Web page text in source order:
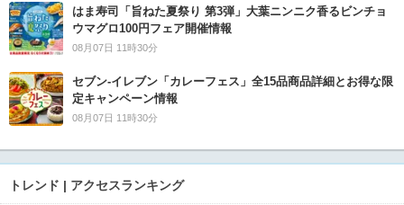
はま寿司「旨ねた夏祭り 第3弾」大葉ニンニク香るビンチョ
ウマグロ100円フェア開催情報
08月07日 11時30分
セブン‐イレブン「カレーフェス」全15品商品詳細とお得な限
定キャンペーン情報
08月07日 11時30分
トレンド | アクセスランキング